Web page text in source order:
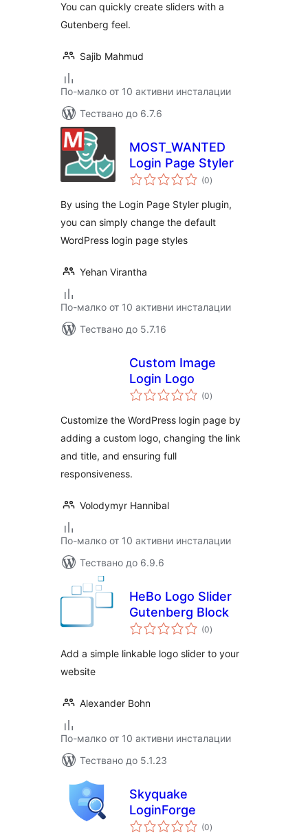
You can quickly create sliders with a
Gutenberg feel.
Sajib Mahmud
По-малко от 10 активни инсталации
Тествано до 6.7.6
MOST_WANTED
Login Page Styler
(0общо
оценки
)
By using the Login Page Styler plugin,
you can simply change the default
WordPress login page styles
Yehan Virantha
По-малко от 10 активни инсталации
Тествано до 5.7.16
Custom Image
Login Logo
(0общо
оценки
)
Customize the WordPress login page by
adding a custom logo, changing the link
and title, and ensuring full
responsiveness.
Volodymyr Hannibal
По-малко от 10 активни инсталации
Тествано до 6.9.6
HeBo Logo Slider
Gutenberg Block
(0общо
оценки
)
Add a simple linkable logo slider to your
website
Alexander Bohn
По-малко от 10 активни инсталации
Тествано до 5.1.23
Skyquake
LoginForge
(0общо
оценки
)